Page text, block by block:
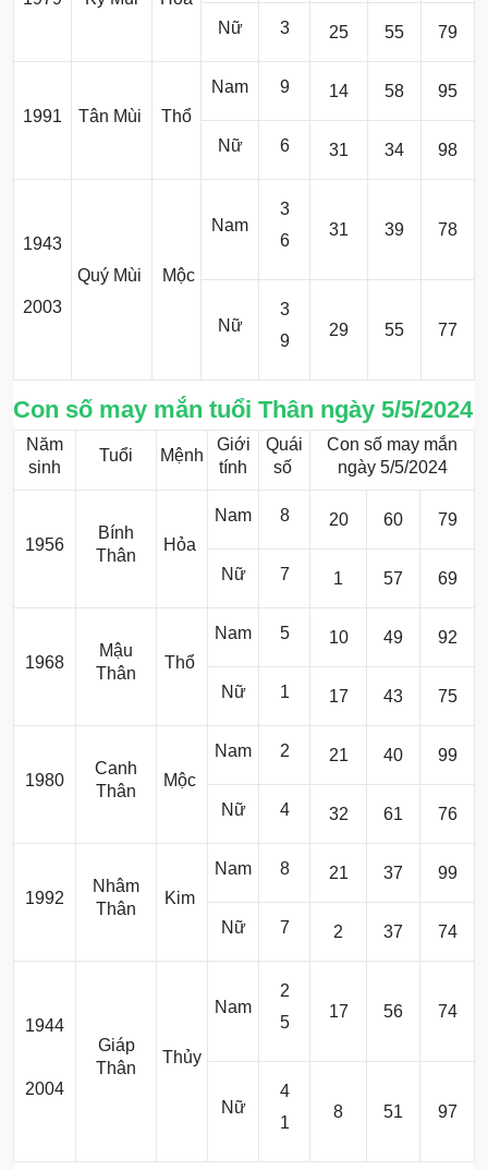
Nữ
3 25 55 79
1991 Tân Mùi Thổ
Nam 9 14 58 95
Nữ 6 31 34 98
1943
2003
Quý Mùi Mộc
Nam
3
6
31 39 78
Nữ
3
9
29 55 77
Con số may mắn tuổi Thân ngày 5/5/2024
Năm
sinh
Tuổi Mệnh
Giới
tính
Quái
số
Con số may mắn
ngày 5/5/2024
1956
Bính
Thân
Hỏa
Nam 8 20 60 79
Nữ 7 1 57 69
1968
Mậu
Thân
Thổ
Nam 5 10 49 92
Nữ 1 17 43 75
1980
Canh
Thân
Mộc
Nam 2 21 40 99
Nữ 4 32 61 76
1992
Nhâm
Thân
Kim
Nam 8 21 37 99
Nữ 7 2 37 74
1944
2004
Giáp
Thân
Thủy
Nam
2
5
17 56 74
Nữ
4
1
8 51 97